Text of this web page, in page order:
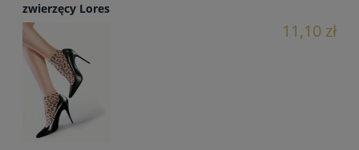
zwierzęcy Lores
11,10 zł